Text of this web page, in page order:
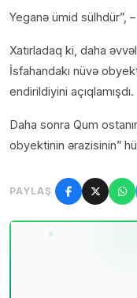
Yeganə ümid sülhdür”,
Xatırladaq ki, daha
İsfahandakı nüvə
endirildiyini açıqlamışdı.
Daha sonra Qum
obyektinin ərazisinin”
PAYLAŞ